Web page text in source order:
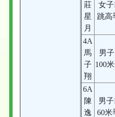
莊
星
月
女子
跳高
4A
馬
子
翔
男
100
6A
陳
逸
男子
60米